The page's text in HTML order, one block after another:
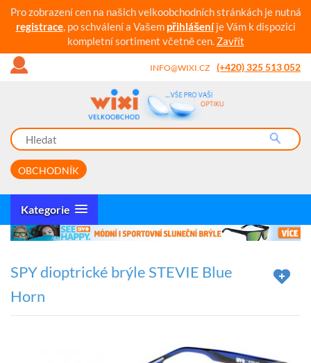
Pro zobrazení cen na našich velkoobchodních stránkách je nutná
registrace, po schválení a Vašem přihlášeníje Vám k dispozici
kompletní sortiment včetně cen. Zavřít
INFO@WIXI.CZ (+420) 325 513 052
OBCHODNÍK
Kategorie
SPY dioptrické brýle STEVIE Blue
Horn